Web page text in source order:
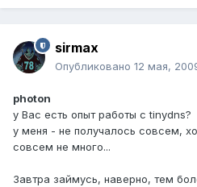
sirmax
Опубликовано 12 мая,
photon
у Вас есть опыт работы с tinydns?
у меня - не получалось совсем,
совсем не много...
Завтра займусь, наверно, тем